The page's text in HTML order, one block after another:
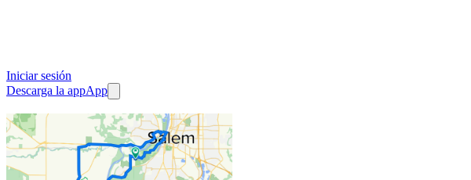
Iniciar sesión
Descarga la appApp